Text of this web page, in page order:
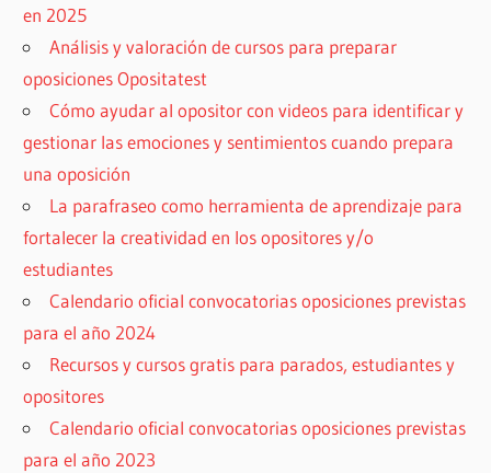
en 2025
Análisis y valoración de cursos para preparar
oposiciones Opositatest
Cómo ayudar al opositor con videos para identificar y
gestionar las emociones y sentimientos cuando prepara
una oposición
La parafraseo como herramienta de aprendizaje para
fortalecer la creatividad en los opositores y/o
estudiantes
Calendario oficial convocatorias oposiciones previstas
para el año 2024
Recursos y cursos gratis para parados, estudiantes y
opositores
Calendario oficial convocatorias oposiciones previstas
para el año 2023